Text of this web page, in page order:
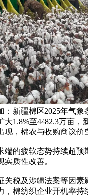
新疆棉区2025年气
1.8%至4482.3万亩
，棉农与收购商议价
的疲软态势持续超预
质性改善。
税及涉疆法案等因
棉纺织企业开机率